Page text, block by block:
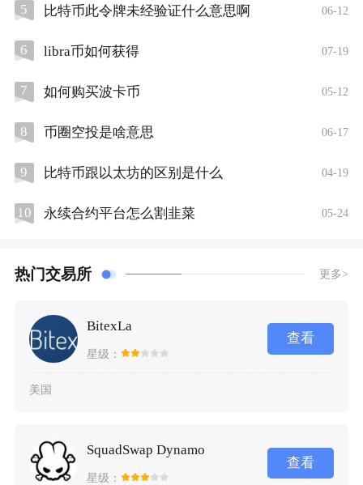
5 比特币此令牌未经验证什么意思啊 06-12
6 libra币如何获得 07-19
7 如何购买波卡币 05-12
8 币圈空投是啥意思 06-17
9 比特币跟以太坊的区别是什么 04-19
10 永续合约平台怎么割韭菜 05-24
热门交易所 更多>
BitexLa
星级：
查看
美国
SquadSwap Dynamo
星级：
查看